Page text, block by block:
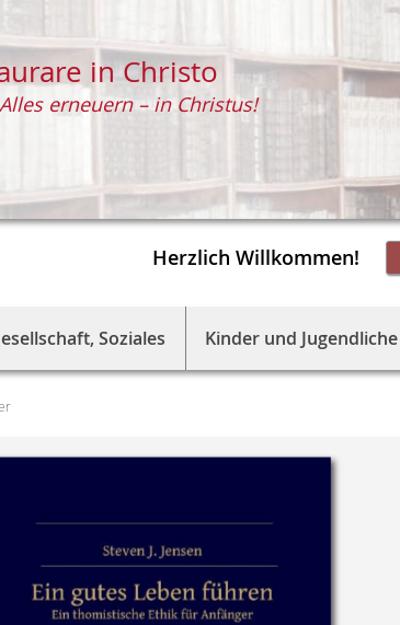
Herzlich Willkommen!
in Christo
Alles erneuern – in Christus!
Soziales Kinder und Jugendliche